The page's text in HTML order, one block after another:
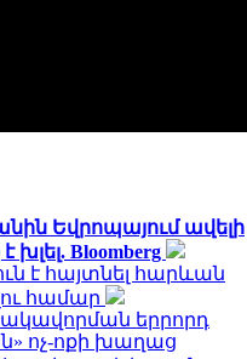
Եվրոպայում ավելի
Bloomberg
է հայտնել հարևան
համար
երրորդ
ոչ-ոքի խաղաց